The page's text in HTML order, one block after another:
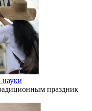
праздник